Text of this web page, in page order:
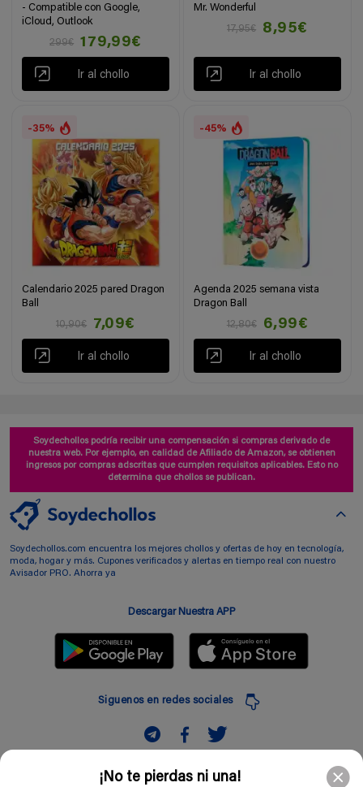
¡No te pierdas ni una!
- Compatible con Google,
iCloud, Outlook
299€
179,99€
Ir al chollo
Mr. Wonderful
17,95€
8,95€
Ir al chollo
-35%
Calendario 2025 pared Dragon
Ball
10,90€
7,09€
Ir al chollo
-45%
Agenda 2025 semana vista
Dragon Ball
12,80€
6,99€
Ir al chollo
Soydechollos podría recibir una compensación si compras derivado de
nuestra web. Por ejemplo, en calidad de Afiliado de Amazon, se obtienen
ingresos por compras adscritas que cumplen requisitos aplicables. Esto no
determina que chollos se publican.
Soydechollos.com encuentra los mejores chollos y ofertas de hoy en tecnología,
moda, hogar y más. Cupones verificados y alertas en tiempo real con nuestro
Avisador PRO. Ahorra ya
Descargar Nuestra APP
Siguenos en redes sociales
Suscribir